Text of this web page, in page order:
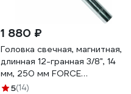
1 880 ₽
Головка свечная, магнитная,
длинная 12-гранная 3/8", 14
мм, 250 мм FORCE
807325014M
5(14)